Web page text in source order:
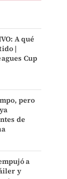
A qué
|
Cup
pero
de
a
y